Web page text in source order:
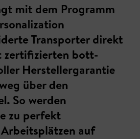
mit dem Programm
Transporter direkt
zertifizierten bott-
Herstellergarantie
über den
So werden
zu perfekt
auf